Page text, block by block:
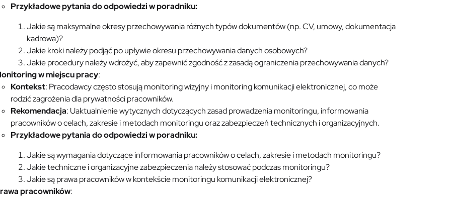
Przykładowe pytania do odpowiedzi w poradniku:
Jakie są maksymalne okresy przechowywania różnych typów dokumentów (np. CV, umowy, dokumentacja
kadrowa)?
Jakie kroki należy podjąć po upływie okresu przechowywania danych osobowych?
Jakie procedury należy wdrożyć, aby zapewnić zgodność z zasadą ograniczenia przechowywania danych?
w miejscu pracy:
Kontekst: Pracodawcy często stosują monitoring wizyjny i monitoring komunikacji elektronicznej, co może
rodzić zagrożenia dla prywatności pracowników.
Rekomendacja: Uaktualnienie wytycznych dotyczących zasad prowadzenia monitoringu, informowania
pracowników o celach, zakresie i metodach monitoringu oraz zabezpieczeń technicznych i organizacyjnych.
Przykładowe pytania do odpowiedzi w poradniku:
Jakie są wymagania dotyczące informowania pracowników o celach, zakresie i metodach monitoringu?
Jakie techniczne i organizacyjne zabezpieczenia należy stosować podczas monitoringu?
Jakie są prawa pracowników w kontekście monitoringu komunikacji elektronicznej?
pracowników: